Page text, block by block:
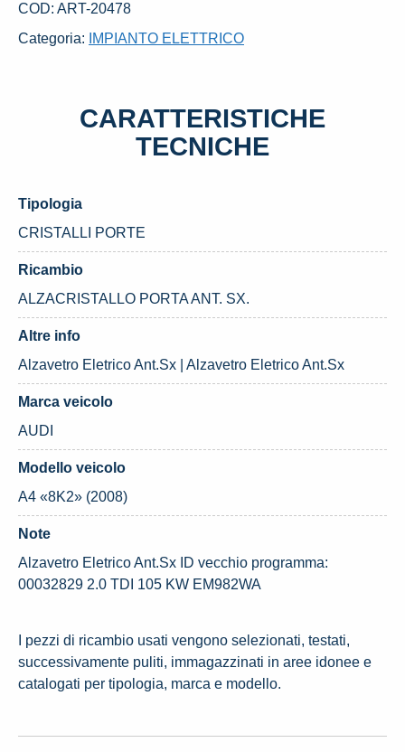
COD: ART-20478
Categoria:
IMPIANTO ELETTRICO
CARATTERISTICHE
TECNICHE
Tipologia
CRISTALLI PORTE
Ricambio
ALZACRISTALLO PORTA ANT. SX.
Altre info
Alzavetro Eletrico Ant.Sx | Alzavetro Eletrico Ant.Sx
Marca veicolo
AUDI
Modello veicolo
A4 «8K2» (2008)
Note
Alzavetro Eletrico Ant.Sx ID vecchio programma:
00032829 2.0 TDI 105 KW EM982WA
I pezzi di ricambio usati vengono selezionati, testati,
successivamente puliti, immagazzinati in aree idonee e
catalogati per tipologia, marca e modello.